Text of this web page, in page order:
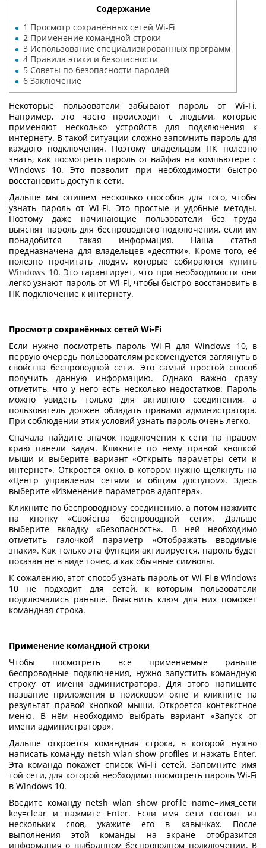
Содержание
1 Просмотр сохранённых сетей Wi-Fi
2 Применение командной строки
3 Использование специализированных программ
4 Правила этики и безопасности
5 Советы по безопасности паролей
6 Заключение
Некоторые пользователи забывают пароль от Wi-Fi.
Например, это часто происходит с людьми, которые
применяют несколько устройств для подключения к
интернету. В такой ситуации сложно запомнить пароль для
каждого подключения. Поэтому владельцам ПК полезно
знать, как посмотреть пароль от вайфая на компьютере с
Windows 10. Это позволит при необходимости быстро
восстановить доступ к сети.
Дальше мы опишем несколько способов для того, чтобы
узнать пароль от Wi-Fi. Это простые и удобные методы.
Поэтому даже начинающие пользователи без труда
выяснят пароль для беспроводного подключения, если им
понадобится такая информация. Наша статья
предназначена для владельцев «десятки». Кроме того, её
полезно прочитать людям, которые собираются купить
Windows 10. Это гарантирует, что при необходимости они
легко узнают пароль от Wi-Fi, чтобы быстро восстановить в
ПК подключение к интернету.
Просмотр сохранённых сетей Wi-Fi
Если нужно посмотреть пароль Wi-Fi дляWindows 10, в
первую очередь пользователям рекомендуется заглянуть в
свойства беспроводной сети. Это самый простой способ
получить данную информацию. Однако важно сразу
отметить, что у него есть несколько недостатков. Пароль
можно увидеть только для активного соединения, а
пользователь должен обладать правами администратора.
При соблюдении этих условий узнать пароль очень легко.
Сначала найдите значок подключения к сети на правом
краю панели задач. Кликните по нему правой кнопкой
мыши и выберите вариант «Открыть параметры сети и
интернет». Откроется окно, в котором нужно щёлкнуть на
«Центр управления сетями и общим доступом». Здесь
выберите «Изменение параметров адаптера».
Кликните по беспроводному соединению, а потом нажмите
на кнопку «Свойства беспроводной сети». Дальше
выберите вкладку «Безопасность». В ней необходимо
отметить галочкой параметр «Отображать вводимые
знаки». Как только эта функция активируется, пароль будет
показан не в виде точек, а как обычные символы.
К сожалению, этот способ узнать пароль от Wi-Fi в Windows
10 не подходит для сетей, к которым пользователи
подключались раньше. Выяснить ключ для них поможет
командная строка.
Применение командной строки
Чтобы посмотреть все применяемые раньше
беспроводные подключения, нужно запустить командную
строку от имени администратора. Для этого напишите
название приложения в поисковом окне и кликните на
результат правой кнопкой мыши. Откроется контекстное
меню. В нём необходимо выбрать вариант «Запуск от
имени администратора».
Дальше откроется командная строка, в которой нужно
написать команду netsh wlan show profiles и нажать Enter.
Эта команда покажет список Wi-Fi сетей. Запомните имя
той сети, для которой необходимо посмотреть пароль Wi-Fi
в Windows 10.
Введите команду netsh wlan show profile name=имя_сети
key=clear и нажмите Enter. Если имя сети состоит из
нескольких слов, укажите его в кавычках. После
выполнения этой команды на экране отобразится
информация о выбранном беспроводном подключении. В